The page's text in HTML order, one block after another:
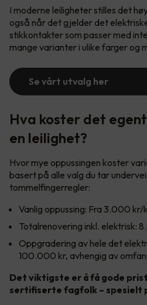
I moderne leiligheter stilles det
også når det gjelder det
stikkontakter som passer med
mange varianter i ulike farger og
Se vårt utvalg her
Hva koster det
en leilighet?
Hvor mye oppussingen koster
basert på alle valg du tar
tommelfingerregler:
Vanlig oppussing: Fra 3.000 kr/
Totalrenovering inkl. elektrisk:
Oppgradering av hele det
100.000 kr, avhengig av
Det viktigste er å få gode
sertifiserte fagfolk – spesielt